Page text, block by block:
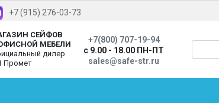
+7 (915) 276-03-73
СЕЙФОВ
МЕБЕЛИ
дилер
Промет
+7(800) 707-19-94
с 9.00 - 18.00 ПН-ПТ
sales@safe-str.ru